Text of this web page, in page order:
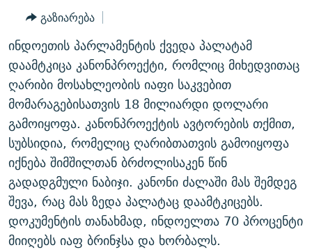
60 ᲓᲔᲪᲘᲑᲔᲚᲘ
ᲒᲐᲜᲙᲘᲗᲮᲕᲘᲡ ᲓᲦᲔ
ᲓᲘᲚᲘᲡ ᲡᲐᲣᲑᲠᲔᲑᲘ
ᲛᲝᲚᲐᲞᲐᲠᲐᲙᲔ ᲢᲔᲥᲡᲢᲔᲑᲘ
ᲨᲘᲜ - ᲣᲪᲮᲝᲔᲗᲨᲘ
ᲚᲘᲢᲔᲠᲐᲢᲣᲠᲣᲚᲘ ᲬᲐᲮᲜᲐᲒᲔᲑᲘ
ᲐᲛᲔᲠᲘᲙᲣᲚᲘ ᲛᲝᲗᲮᲠᲝᲑᲐ
ᲘᲛᲞᲔᲠᲘᲐ ᲓᲐ ᲠᲐᲓᲘᲝ
ᲤᲔᲜᲝᲕᲐᲜᲘ - 2.10
ᲗᲥᲕᲔᲜᲘ ᲞᲣᲑᲚᲘᲙᲐᲪᲘᲔᲑᲘ
ᲞᲠᲝᲔᲥᲢᲔᲑᲘ
ᲣᲙᲠᲐᲘᲜᲐᲨᲘ ᲓᲐᲦᲣᲞᲣᲚᲘ ᲥᲐᲠᲗᲕᲔᲚᲘ ᲛᲔᲑᲠᲫᲝᲚᲔᲑᲘ - 2022
ᲓᲐᲛᲝᲣᲙᲘᲓᲔᲑᲚᲝᲑᲘᲡ 100 ᲬᲔᲚᲘ
ᲩᲔᲛᲘ ᲡᲘᲙᲕᲓᲘᲚᲘᲡ ᲛᲘᲖᲔᲖᲘᲐ COVID-19
11 ᲬᲔᲚᲘ - 11 ᲐᲛᲑᲐᲕᲘ
ᲡᲐᲞᲐᲠᲚᲐᲛᲔᲜᲢᲝ ᲐᲠᲩᲔᲕᲜᲔᲑᲘᲡ ᲘᲡᲢᲝᲠᲘᲐ
ᲑᲐᲕᲨᲕᲔᲑᲘ ᲞᲠᲝᲡᲢᲘᲢᲣᲪᲘᲐᲨᲘ - ᲐᲛᲝᲣᲗᲥᲛᲔᲚᲘ ᲐᲛᲑᲐᲕᲘ
5 ᲐᲛᲑᲐᲕᲘ - 20 ᲘᲕᲜᲘᲡᲡ ᲓᲐᲨᲐᲕᲔᲑᲣᲚᲔᲑᲘ
ЭХО КАВКАЗА
ᲒᲐᲛᲝᲘᲬᲔᲠᲔ
რთე/რთ-ის ყველა საიტი
გაზიარება
ინდოეთის პარლამენტის ქვედა პალატამ
დაამტკიცა კანონპროექტი, რომლიც მიხედვითაც
ღარიბი მოსახლეობის იაფი საკვებით
მომარაგებისათვის 18 მილიარდი დოლარი
გამოიყოფა. კანონპროექტის ავტორების თქმით,
სუბსიდია, რომელიც ღარიბთათვის გამოიყოფა
იქნება შიმშილთან ბრძოლისაკენ წინ
გადადგმული ნაბიჯი. კანონი ძალაში მას შემდეგ
შევა, რაც მას ზედა პალატაც დაამტკიცებს.
დოკუმენტის თანახმად, ინდოელთა 70 პროცენტი
მიიღებს იაფ ბრინჯსა და ხორბალს.